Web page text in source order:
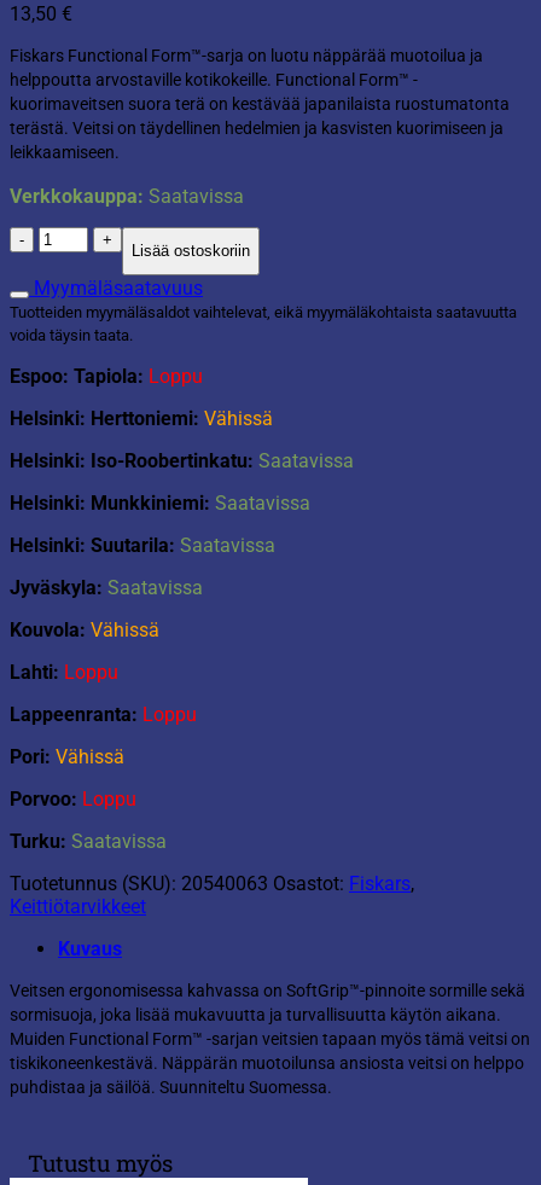
13,50 €
Fiskars Functional Form™-sarja on luotu näppärää muotoilua ja
helppoutta arvostaville kotikokeille. Functional Form™ -
kuorimaveitsen suora terä on kestävää japanilaista ruostumatonta
terästä. Veitsi on täydellinen hedelmien ja kasvisten kuorimiseen ja
leikkaamiseen.
Verkkokauppa: Saatavissa
Functional
Form
kuorimaveitsi,
suora
terä
määrä
Lisää ostoskoriin
Myymäläsaatavuus
Tuotteiden myymäläsaldot vaihtelevat, eikä myymäläkohtaista saatavuutta
voida täysin taata.
Espoo: Tapiola: Loppu
Helsinki: Herttoniemi: Vähissä
Helsinki: Iso-Roobertinkatu: Saatavissa
Helsinki: Munkkiniemi: Saatavissa
Helsinki: Suutarila: Saatavissa
Jyväskyla: Saatavissa
Kouvola: Vähissä
Lahti: Loppu
Lappeenranta: Loppu
Pori: Vähissä
Porvoo: Loppu
Turku: Saatavissa
Tuotetunnus (SKU): 20540063 Osastot: Fiskars,
Keittiötarvikkeet
Kuvaus
Veitsen ergonomisessa kahvassa on SoftGrip™-pinnoite sormille sekä
sormisuoja, joka lisää mukavuutta ja turvallisuutta käytön aikana.
Muiden Functional Form™ -sarjan veitsien tapaan myös tämä veitsi on
tiskikoneenkestävä. Näppärän muotoilunsa ansiosta veitsi on helppo
puhdistaa ja säilöä. Suunniteltu Suomessa.
Tutustu myös